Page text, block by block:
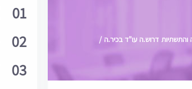
והתשתיות דרוש.ה עו"ד בכיר.ה /
01
02
03